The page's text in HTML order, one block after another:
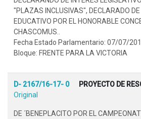
"PLAZAS INCLUSIVAS", DECLARADO
EDUCATIVO POR EL HONORABLE
CHASCOMUS..
Fecha Estado Parlamentario: 07/07/
Bloque: FRENTE PARA LA VICTORIA
D- 2167/16-17- 0 PROYECTO DE
Original
DE ´BENEPLACITO POR EL